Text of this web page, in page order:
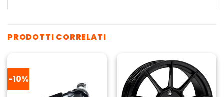
PRODOTTI CORRELATI
-10%